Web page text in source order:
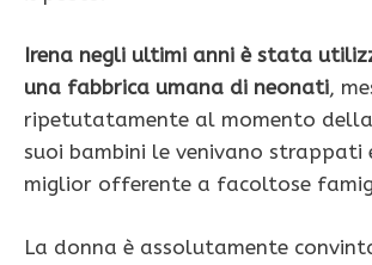
Irena negli ultimi anni è stata
una fabbrica umana di neonati,
ripetutatamente al momento
suoi bambini le venivano strappati
miglior offerente a facoltose
La donna è assolutamente